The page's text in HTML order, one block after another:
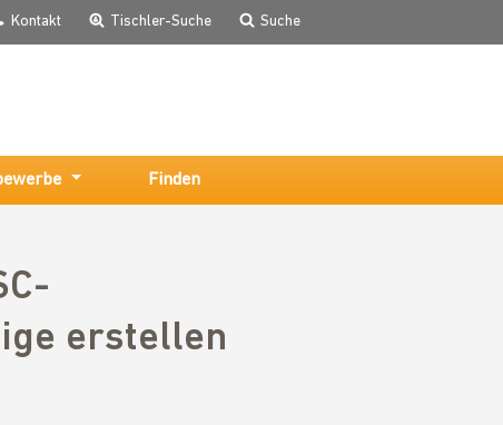
Kontakt Tischler-Suche Suche
Finden
erstellen